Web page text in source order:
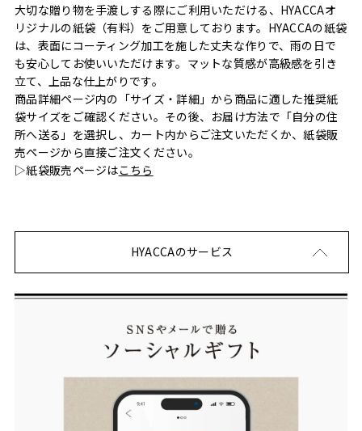
大切な贈り物を手渡しする際にご利用いただける、HYACCAオ
リジナルの紙袋（有料）をご用意しております。HYACCAの紙袋
は、表面にコーティング加工を施した丈夫な作りで、雨の日で
も安心してお使いいただけます。マットな質感が高級感を引き
立て、上品な仕上がりです。
商品詳細ページ内の「サイズ・詳細」から商品に適した推奨紙
袋サイズをご確認ください。その後、お届け方法で「自分の住
所へ送る」を選択し、カート内からご注文いただくか、紙袋販
売ページから直接ご注文ください。
▷紙袋販売ページはこちら
HYACCAのサービス